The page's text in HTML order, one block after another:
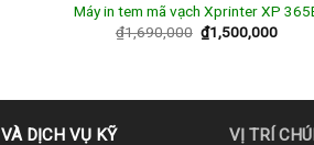
Máy in tem mã vạch Xprinter XP
₫1,690,000 ₫1,500,000
DỊCH VỤ KỸ VỊ TRÍ